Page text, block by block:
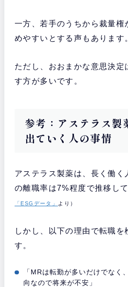
一方、若手のうちから裁量権
めやすいとする声もあります
ただし、おおまかな意思決定
す方が多いです。
参考：アステラス製
出ていく人の事情
アステラス製薬は、長く働く
の離職率は7%程度で推移して
「ESGデータ」 より）
しかし、以下の理由で転職を
す。
「MRは転勤が多いだけでなく
向なので将来が不安」